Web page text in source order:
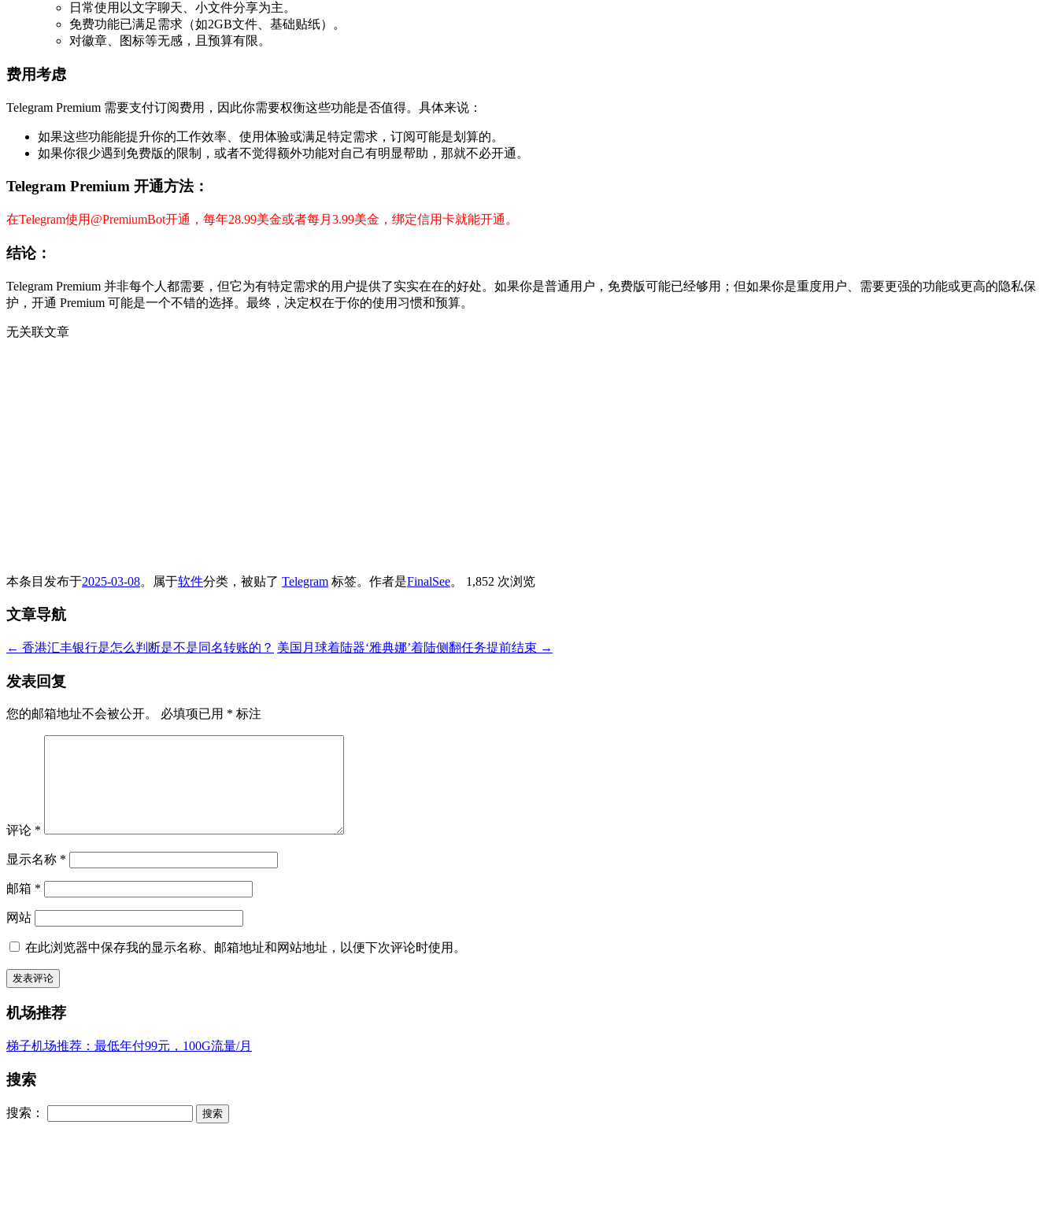
日常使用以文字聊天、小文件分享为主。
免费功能已满足需求（如2GB文件、基础贴纸）。
对徽章、图标等无感，且预算有限。
费用考虑
Telegram Premium 需要支付订阅费用，因此你需要权衡这些功能是否值得。具体来说：
如果这些功能能提升你的工作效率、使用体验或满足特定需求，订阅可能是划算的。
如果你很少遇到免费版的限制，或者不觉得额外功能对自己有明显帮助，那就不必开通。
Telegram Premium 开通方法：
在Telegram使用@PremiumBot开通，每年28.99美金或者每月3.99美金，绑定信用卡就能开通。
结论：
Telegram Premium 并非每个人都需要，但它为有特定需求的用户提供了实实在在的好处。如果你是普通用户，免费版可能已经够用；但如果你是重度用户、需要更强的功能或更高的隐私保
护，开通 Premium 可能是一个不错的选择。最终，决定权在于你的使用习惯和预算。
无关联文章
本条目发布于2025-03-08。属于软件分类，被贴了 Telegram 标签。 作者是FinalSee。 1,852 次浏览
文章导航
← 香港汇丰银行是怎么判断是不是同名转账的？ 美国月球着陆器‘雅典娜’着陆侧翻任务提前结束 →
发表回复
您的邮箱地址不会被公开。 必填项已用 * 标注
评论 *
显示名称 *
邮箱 *
网站
在此浏览器中保存我的显示名称、邮箱地址和网站地址，以便下次评论时使用。
机场推荐
梯子机场推荐：最低年付99元，100G流量/月
搜索
搜索：